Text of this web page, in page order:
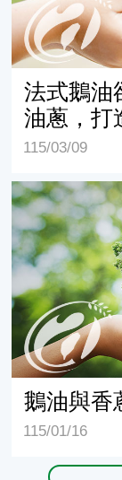
法式鵝油
油蔥，打
115/03/09
鵝油與香蔥的跨
鵝油與香
115/01/16